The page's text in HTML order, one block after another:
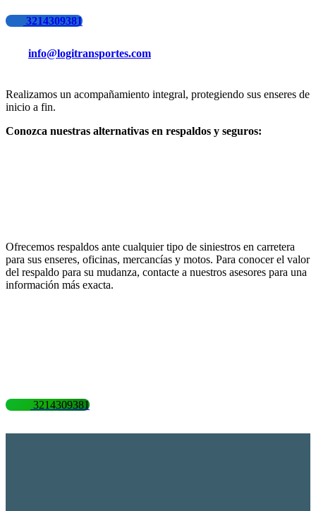
3214309381
info@logitransportes.com
Realizamos un acompañamiento integral, protegiendo sus enseres de
inicio a fin.
Conozca nuestras alternativas en respaldos y seguros:
Ofrecemos respaldos ante cualquier tipo de siniestros en carretera
para sus enseres, oficinas, mercancías y motos. Para conocer el valor
del respaldo para su mudanza, contacte a nuestros asesores para una
información más exacta.
3214309381